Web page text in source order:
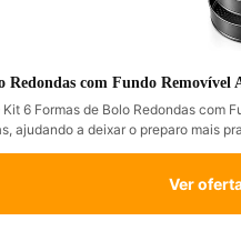
Redondas com Fundo Removível
6 Formas de Bolo Redondas com
ajudando a deixar o preparo mais
Ver